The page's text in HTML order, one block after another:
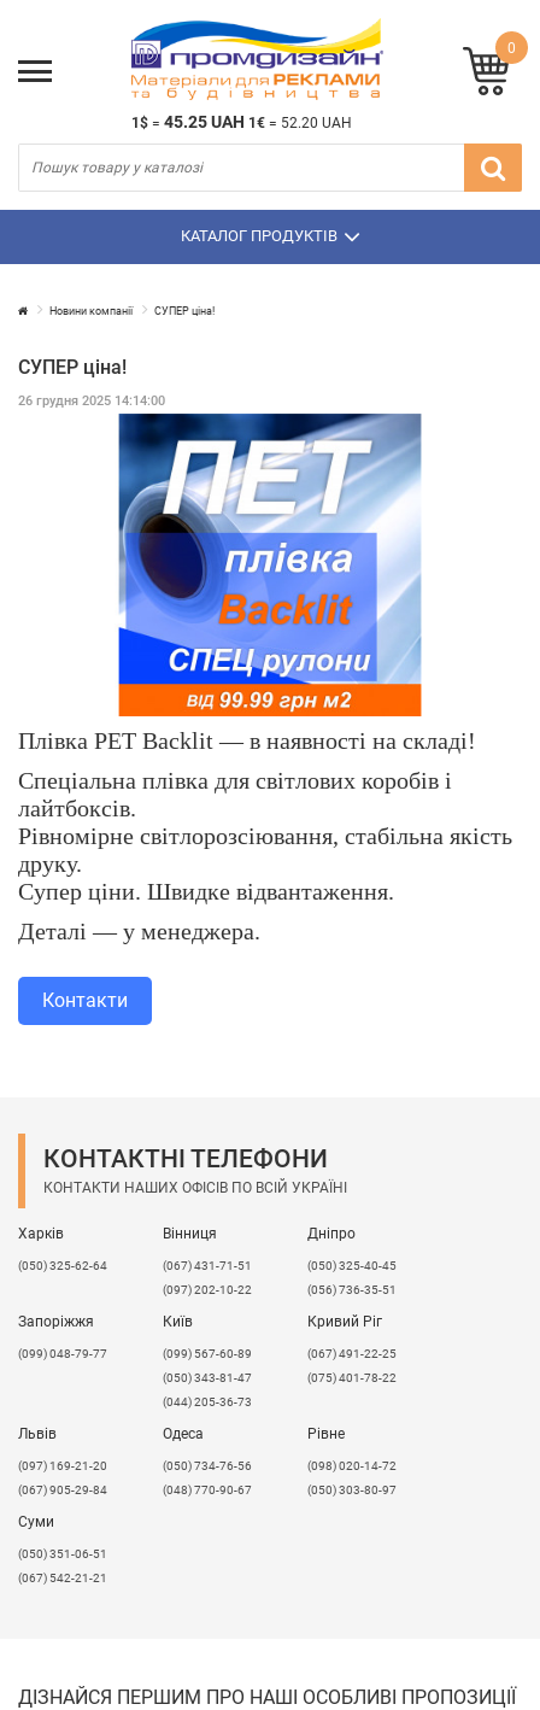
1$ = 45.25 UAH 1€ = 52.20 UAH
0
КАТАЛОГ ПРОДУКТІВ
Новини компанії СУПЕР ціна!
СУПЕР ціна!
26 грудня 2025 14:14:00
Плівка PET Backlit — в наявності на складі!
Спеціальна плівка для світлових коробів і
лайтбоксів.
Рівномірне світлорозсіювання, стабільна якість
друку.
Супер ціни. Швидке відвантаження.
Деталі — у менеджера.
Контакти
КОНТАКТНІ ТЕЛЕФОНИ
КОНТАКТИ НАШИХ ОФІСІВ ПО ВСІЙ УКРАЇНІ
Харків
(050) 325-62-64
Вінниця
(067) 431-71-51
(097) 202-10-22
Дніпро
(050) 325-40-45
(056) 736-35-51
Запоріжжя
(099) 048-79-77
Київ
(099) 567-60-89
(050) 343-81-47
(044) 205-36-73
Кривий Ріг
(067) 491-22-25
(075) 401-78-22
Львів
​(097) 169-21-20
(067) 905-29-84
Одеса
(050) 734-76-56
(048) 770-90-67
Рівне
(098) 020-14-72
(050) 303-80-97
Суми
(050) 351-06-51
(067) 542-21-21
ДІЗНАЙСЯ ПЕРШИМ ПРО НАШІ ОСОБЛИВІ ПРОПОЗИЦІЇ